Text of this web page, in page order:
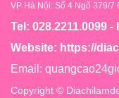
VP Hà Nội: Số 4 Ngõ 379/7
Tel: 028.2211.0099
Website: https://
Email:
Copyright ©